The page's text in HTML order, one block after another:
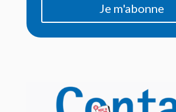
Je m'abonne